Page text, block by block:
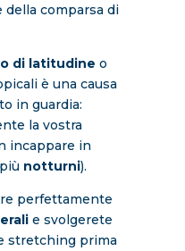
della comparsa di
di latitudine o
è una causa
in guardia:
la vostra
incappare in
notturni).
perfettamente
e svolgerete
stretching prima